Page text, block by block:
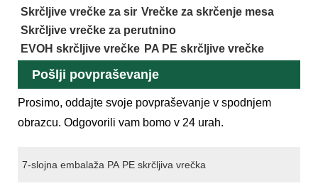
Skrčljive vrečke za sir Vrečke za skrčenje mesa
Skrčljive vrečke za perutnino
EVOH skrčljive vrečke PA PE skrčljive vrečke
Pošlji povpraševanje
Prosimo, oddajte svoje povpraševanje v spodnjem
obrazcu. Odgovorili vam bomo v 24 urah.